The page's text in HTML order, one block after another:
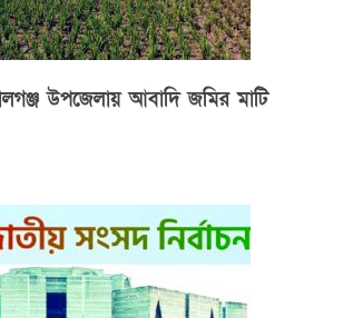
উপজেলায় আবাদি জমির মাটি